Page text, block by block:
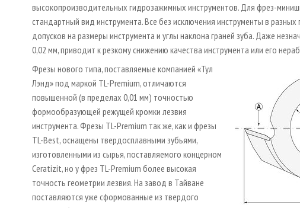
высокопроизводительных гидрозажимных инструментов. Для фрез-
стандартный вид инструмента. Все без исключения инструменты в
допусков на размеры инструмента и углы наклона граней зуба. Даже
0,02 мм, приводит к резкому снижению качества инструмента или его
Фрезы нового типа, поставляемые компанией «Тул
Лэнд» под маркой TL-Premium, отличаются
повышенной (в пределах 0,01 мм) точностью
формообразующей режущей кромки лезвия
инструмента. Фрезы TL-Premium так же, как и фрезы
TL-Best, оснащены твердосплавными зубьями,
изготовленными из сырья, поставляемого концерном
Ceratizit, но у фрез TL-Premium более высокая
точность геометрии лезвия. На завод в Тайване
поставляются уже сформованные из твердого